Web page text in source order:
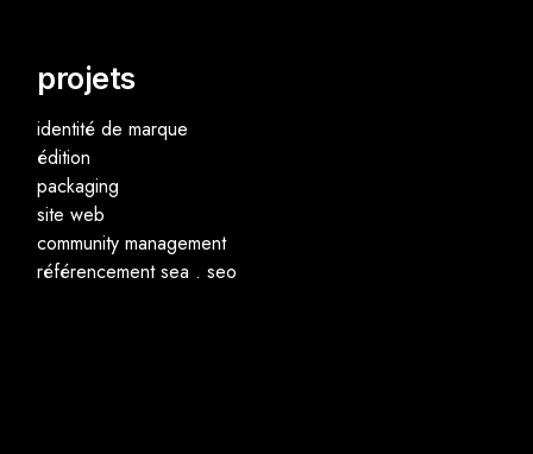
projets
identité de marque
édition
packaging
site web
community management
référencement sea . seo